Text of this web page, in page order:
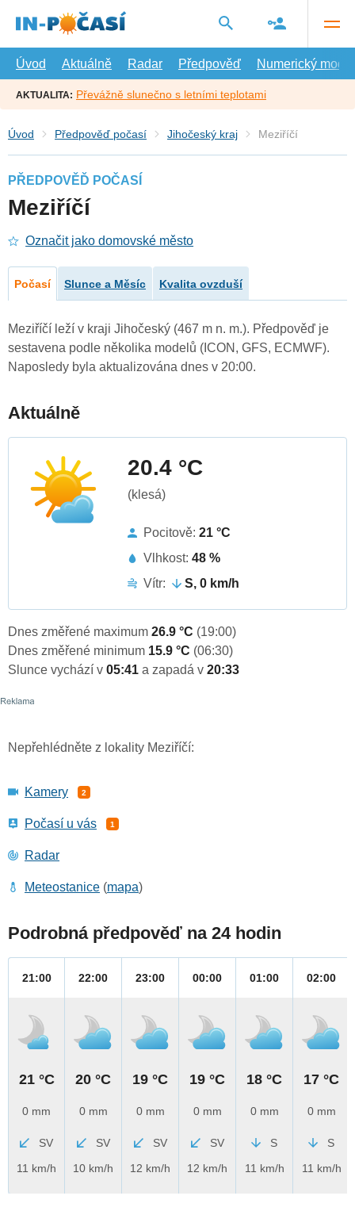
hlavní
Úvod
Aktuálně Radar Předpověď Numerický model
AKTUALITA: Převážně slunečno s letními teplotami
Úvod Předpověď počasí Jihočeský kraj Meziříčí
PŘEDPOVĚĎ POČASÍ
Meziříčí
Označit jako domovské město
Počasí Slunce a Měsíc Kvalita ovzduší
Meziříčí leží v kraji Jihočeský (467 m n. m.). Předpověď je
sestavena podle několika modelů (ICON, GFS, ECMWF).
Naposledy byla aktualizována dnes v 20:00.
Aktuálně
20.4 °C
(klesá)
Pocitově: 21 °C
Vlhkost: 48 %
Vítr:
S, 0 km/h
Dnes změřené maximum 26.9 °C (19:00)
Dnes změřené minimum 15.9 °C (06:30)
Slunce vychází v 05:41 a zapadá v 20:33
Nepřehlédněte z lokality Meziříčí:
Kamery 2
Počasí u vás 1
Radar
Meteostanice (mapa)
Podrobná předpověď na 24 hodin
21:00
21 °C
0 mm
SV
11 km/h
22:00
20 °C
0 mm
SV
10 km/h
23:00
19 °C
0 mm
SV
12 km/h
00:00
19 °C
0 mm
SV
12 km/h
01:00
18 °C
0 mm
S
11 km/h
02:00
17 °C
0 mm
S
11 km/h